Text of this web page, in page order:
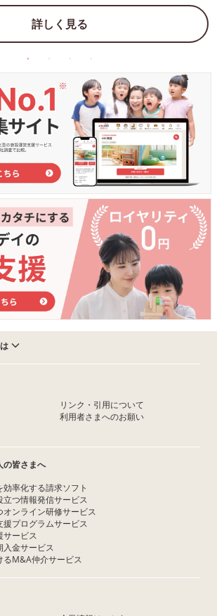
詳しく見る
リンク・引用について
利用者さまへのお願い
の皆さまへ
率化する請求ソフト
つ情報発信サービス
ンライン研修サービス
プログラムサービス
サービス
入金サービス
るM&A仲介サービス